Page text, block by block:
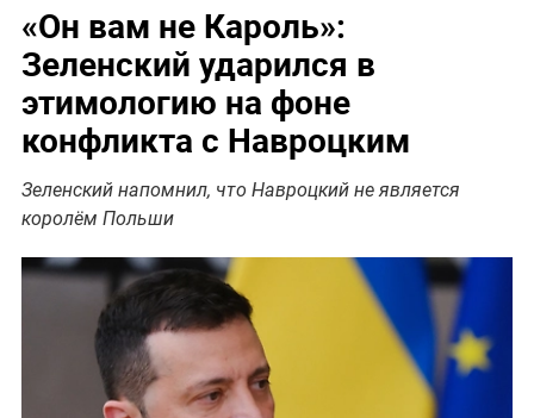
«Он вам не Кароль»:
Зеленский ударился в
этимологию на фоне
конфликта с Навроцким
Зеленский напомнил, что Навроцкий не является
королём Польши